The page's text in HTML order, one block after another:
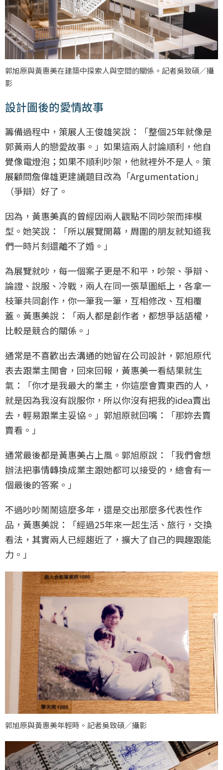
郭旭原與黃惠美在建築中探索人與空間的關係。記者吳致碩／攝
影
設計圖後的愛情故事
籌備過程中，策展人王俊雄笑說：「整個25年就像是
郭黃兩人的戀愛故事。」如果這兩人討論順利，他自
覺像電燈泡；如果不順利吵架，他就裡外不是人。策
展顧問詹偉雄更建議題目改為「Argumentation」
（爭辯）好了。
因為，黃惠美真的曾經因兩人觀點不同吵架而摔模
型。她笑說：「所以展覽開幕，周圍的朋友就知道我
們一時片刻還離不了婚。」
為展覽就吵，每一個案子更是不和平，吵架、爭辯、
論證、說服、冷戰，兩人在同一張草圖紙上，各拿一
枝筆共同創作，你一筆我一筆，互相修改、互相覆
蓋。黃惠美說：「兩人都是創作者，都想爭話語權，
比較是競合的關係。」
通常是不喜歡出去溝通的她留在公司設計，郭旭原代
表去跟業主開會，回來回報，黃惠美一看結果就生
氣：「你才是我最大的業主，你這麼會賣東西的人，
就是因為我沒有說服你，所以你沒有把我的idea賣出
去，輕易跟業主妥協。」郭旭原就回嘴：「那妳去賣
賣看。」
通常最後都是黃惠美占上風。郭旭原說：「我們會想
辦法把事情轉換成業主跟她都可以接受的，總會有一
個最後的答案。」
不過吵吵鬧鬧這麼多年，還是交出那麼多代表性作
品，黃惠美說：「經過25年來一起生活、旅行，交換
看法，其實兩人已經趨近了，擴大了自己的興趣跟能
力。」
郭旭原與黃惠美年輕時。記者吳致碩／攝影